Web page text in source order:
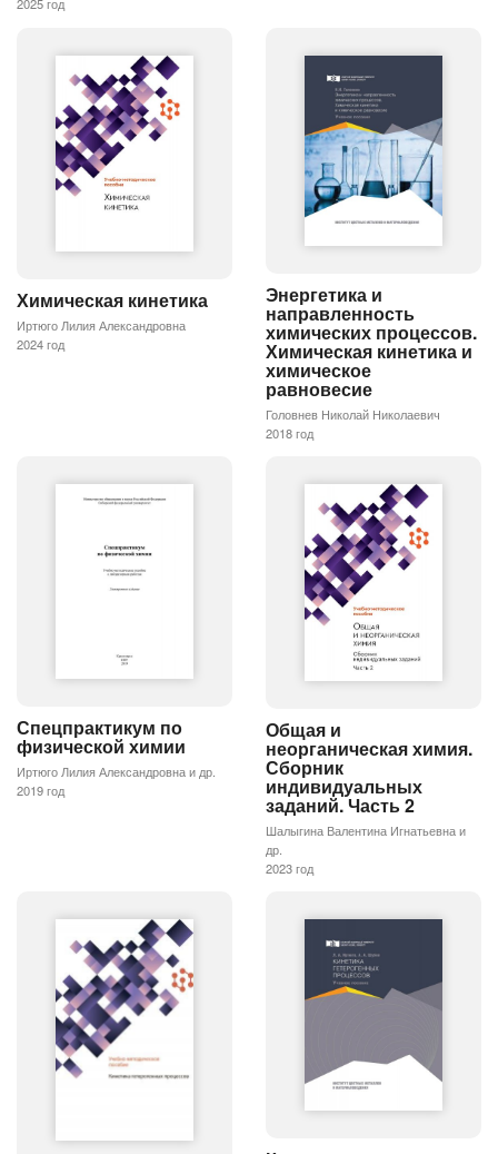
Химическая кинетика
Иртюго Лилия Александровна
2024 год
Энергетика и
направленность
химических процессов.
Химическая кинетика и
химическое
равновесие
Головнев Николай Николаевич
2018 год
Спецпрактикум по
физической химии
Иртюго Лилия Александровна и др.
2019 год
Общая и
неорганическая химия.
Сборник
индивидуальных
заданий. Часть 2
Шалыгина Валентина Игнатьевна и
др.
2023 год